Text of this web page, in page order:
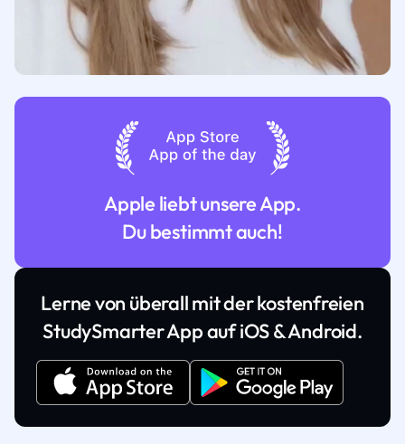
Apple liebt unsere App.
Du bestimmt auch!
Lerne von überall mit der kostenfreien
StudySmarter App auf iOS & Android.